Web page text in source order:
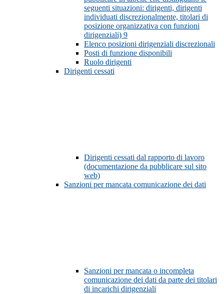
seguenti situazioni: dirigenti, dirigenti
individuati discrezionalmente, titolari di
posizione organizzativa con funzioni
dirigenziali) 9
Elenco posizioni dirigenziali discrezionali
Posti di funzione disponibili
Ruolo dirigenti
Dirigenti cessati
Dirigenti cessati dal rapporto di lavoro
(documentazione da pubblicare sul sito
web)
Sanzioni per mancata comunicazione dei dati
Sanzioni per mancata o incompleta
comunicazione dei dati da parte dei titolari
di incarichi dirigenziali